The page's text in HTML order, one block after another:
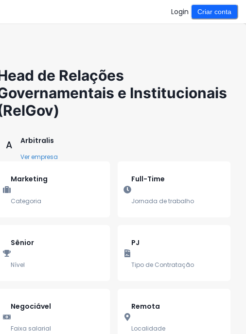
Login Criar conta
de Relações
e Institucionais
A Arbitralis
Ver empresa
Marketing
Categoria
Full-Time
Jornada de trabalho
Sênior
Nível
PJ
Tipo de Contratação
Negociável
Faixa salarial
Remota
Localidade